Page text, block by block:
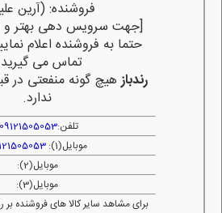
فروشنده: (آرین
[جهت سرویس دهی بهتر و
حتما به فروشنده اعلام
تماس می
رندبازهیچ گونه منفعتی در
ندارد.
تلفن:09121505053
موبایل(1):
موبایل(2):
موبایل(3):
برای مشاهد سایر کالا های فروشنده